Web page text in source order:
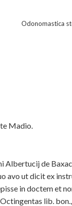
Odonomastica
Madio.
Albertucij de
avo ut dicit ex
in doctem et
lib.